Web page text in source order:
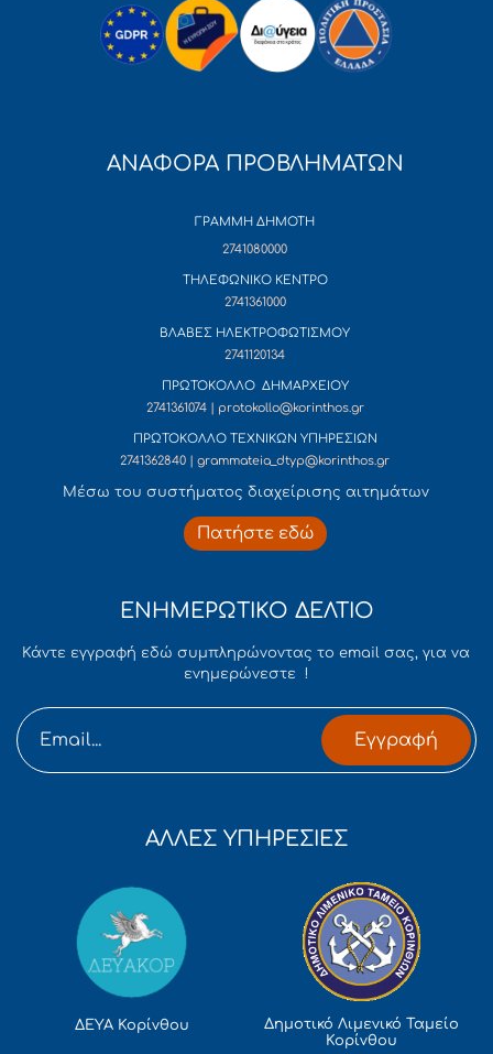
ΑΝΑΦΟΡΑ ΠΡΟΒΛΗΜΑΤΩΝ
ΓΡΑΜΜΗ ΔΗΜΟΤΗ
2741080000
ΤΗΛΕΦΩΝΙΚΟ ΚΕΝΤΡΟ
2741361000
ΒΛΑΒΕΣ ΗΛΕΚΤΡΟΦΩΤΙΣΜΟΥ
2741120134
ΠΡΩΤΟΚΟΛΛΟ ΔΗΜΑΡΧΕΙΟΥ
2741361074 | protokollo@korinthos.gr
ΠΡΩΤΟΚΟΛΛΟ ΤΕΧΝΙΚΩΝ ΥΠΗΡΕΣΙΩΝ
2741362840 | grammateia_dtyp@korinthos.gr
Mέσω του συστήματος διαχείρισης αιτημάτων
Πατήστε εδώ
ΕΝΗΜΕΡΩΤΙΚΟ ΔΕΛΤΙΟ
Κάντε εγγραφή εδώ συμπληρώνοντας το email σας, για να
ενημερώνεστε !
Εγγραφή
ΑΛΛΕΣ ΥΠΗΡΕΣΙΕΣ
ΔΕΥΑ Κορίνθου
Δημοτικό Λιμενικό Ταμείο
Κορίνθου